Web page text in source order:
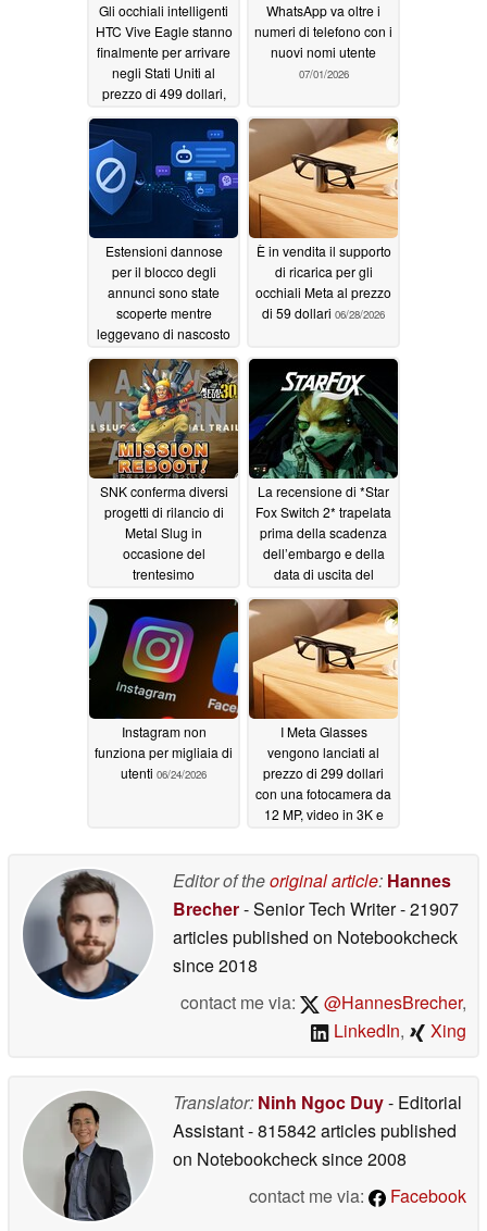
Gli occhiali intelligenti
HTC Vive Eagle stanno
finalmente per arrivare
negli Stati Uniti al
prezzo di 499 dollari,
12 MP, ChatGPT e
traduzione in tempo
reale07/13/2026
WhatsApp va oltre i
numeri di telefono con i
nuovi nomi utente
07/01/2026
Estensioni dannose
per il blocco degli
annunci sono state
scoperte mentre
leggevano di nascosto
utenti con l’intelligenza
artificiale06/30/2026
È in vendita il supporto
di ricarica per gli
occhiali Meta al prezzo
di 59 dollari 06/28/2026
SNK conferma diversi
progetti di rilancio di
Metal Slug in
occasione del
trentesimo
06/27/2026
La recensione di *Star
Fox Switch 2* trapelata
prima della scadenza
dell’embargo e della
data di uscita del
06/24/2026
Instagram non
funziona per migliaia di
utenti 06/24/2026
I Meta Glasses
vengono lanciati al
prezzo di 299 dollari
con una fotocamera da
12 MP, video in 3K e
Editor of theoriginal article: Hannes
Brecher- Senior Tech Writer- 21907
articles published on Notebookcheck
since 2018
contact me via:
@HannesBrecher,
LinkedIn, Xing
Translator: Ninh Ngoc Duy- Editorial
Assistant- 815842 articles published
on Notebookchecksince 2008
contact me via:
Facebook